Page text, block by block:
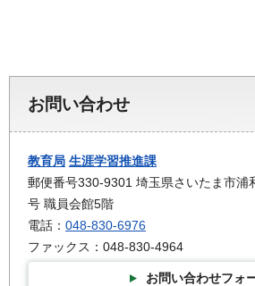
お問い合わせ
教育局 生涯学習推進課
郵便番号330-9301 埼玉県さいたま市浦
号 職員会館5階
電話： 048-830-6976
ファックス：048-830-4964
お問い合わせフォ